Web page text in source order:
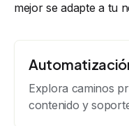
mejor se adapte a tu
Explora caminos
contenido y